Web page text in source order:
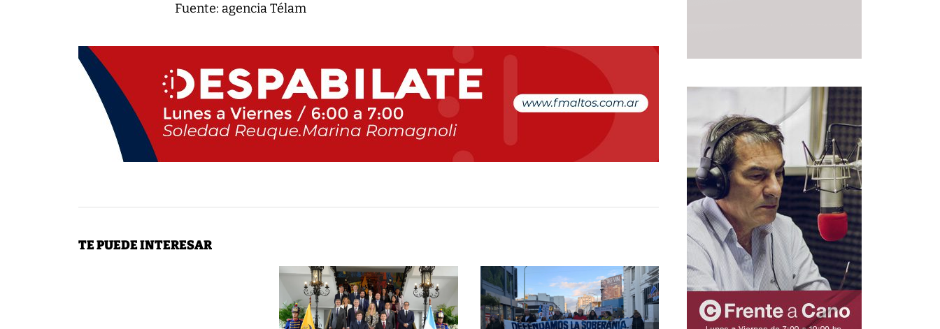
Fuente: agencia Télam
TE PUEDE INTERESAR